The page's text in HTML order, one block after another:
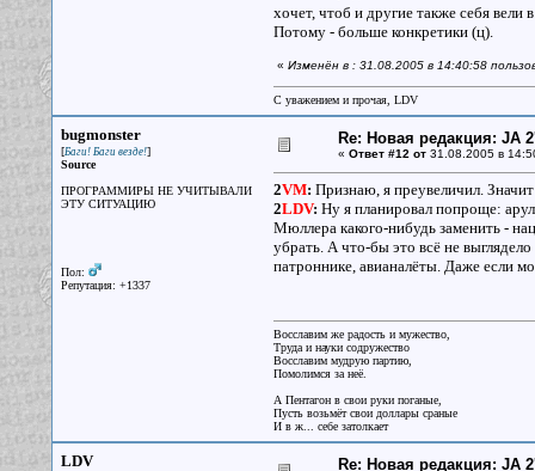
хочет, чтоб и другие также себя
Потому - больше конкретики (ц).
« Изменён в : 31.08.2005 в 14:40:58
С уважением и прочая, LDV
bugmonster
[Баги! Баги везде!]
Source
ПРОГРАММИРЫ НЕ УЧИТЫВАЛИ
ЭТУ СИТУАЦИЮ
Пол:
Репутация: +1337
Re: Новая редакция: JA
« Ответ #12 от31.08.2005 в
2VM: Признаю, я преувеличил.
2LDV: Ну я планировал попроще:
Мюллера какого-нибудь заменить -
убрать. А что-бы это всё не
патроннике, авианалёты. Даже если
Восславим же радость и мужество,
Труда и науки содружество
Восславим мудрую партию,
Помолимся за неё.
А Пентагон в свои руки поганые,
Пусть возьмёт свои доллары сраные
И в ж... себе затолкает
LDV Re: Новая редакция: JA